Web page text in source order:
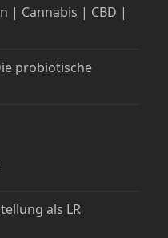
| Cannabis | CBD |
probiotische
als LR